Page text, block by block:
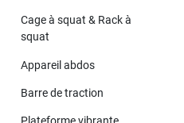
Cage à squat & Rack à
squat
Appareil abdos
Barre de traction